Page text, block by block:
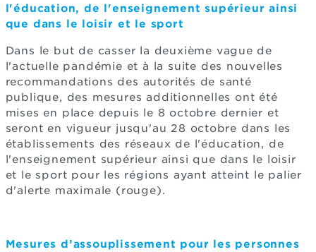
l'éducation, de l'enseignement supérieur ainsi
que dans le loisir et le sport
Dans le but de casser la deuxième vague de
l'actuelle pandémie et à la suite des nouvelles
recommandations des autorités de santé
publique, des mesures additionnelles ont été
mises en place depuis le 8 octobre dernier et
seront en vigueur jusqu'au 28 octobre dans les
établissements des réseaux de l'éducation, de
l'enseignement supérieur ainsi que dans le loisir
et le sport pour les régions ayant atteint le palier
d'alerte maximale (rouge).
Mesures d’assouplissement pour les personnes